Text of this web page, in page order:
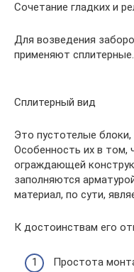
Сочетание гладких и
Для возведения
применяют сплитерные.
Сплитерный вид
Это пустотелые
Особенность их в том,
ограждающей
заполняются
материал, по сути,
К достоинствам его
Простота